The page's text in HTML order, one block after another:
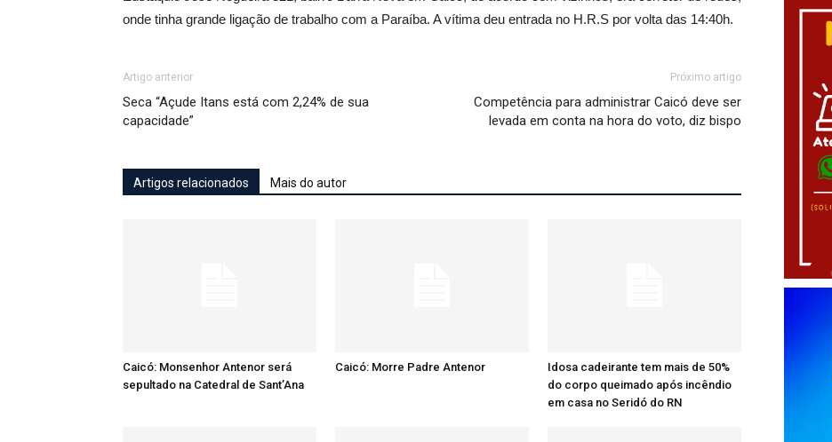
onde tinha grande ligação de trabalho com a Paraíba. A vítima deu entrada no H.R.S por volta das 14:40h.
Artigo anterior
Seca “Açude Itans está com 2,24% de sua
capacidade”
Próximo artigo
Competência para administrar Caicó deve ser
levada em conta na hora do voto, diz bispo
Artigos relacionados Mais do autor
Caicó: Monsenhor Antenor será
sepultado na Catedral de Sant’Ana
Caicó: Morre Padre Antenor
Idosa cadeirante tem mais de 50%
do corpo queimado após incêndio
em casa no Seridó do RN